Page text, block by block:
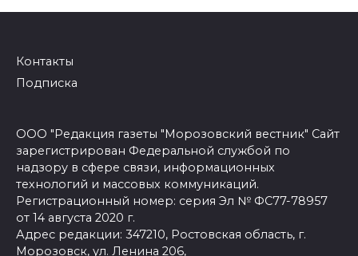
Контакты
Подписка
ООО "Редакция газеты "Морозовский вестник" Сайт
зарегистрирован Федеральной службой по
надзору в сфере связи, информационных
технологий и массовых коммуникаций.
Регистрационный номер: серия Эл № ФС77-78957
от 14 августа 2020 г.
Адрес редакции: 347210, Ростовская область, г.
Морозовск, ул. Ленина 206,